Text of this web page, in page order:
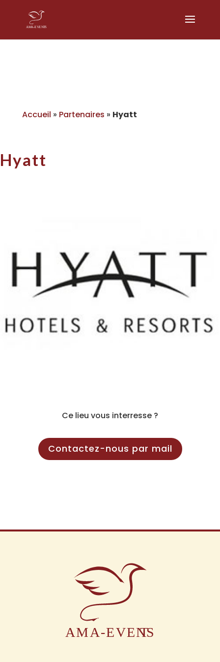
Accueil » Partenaires » Hyatt
Hyatt
Ce lieu vous interresse ?
Contactez-nous par mail